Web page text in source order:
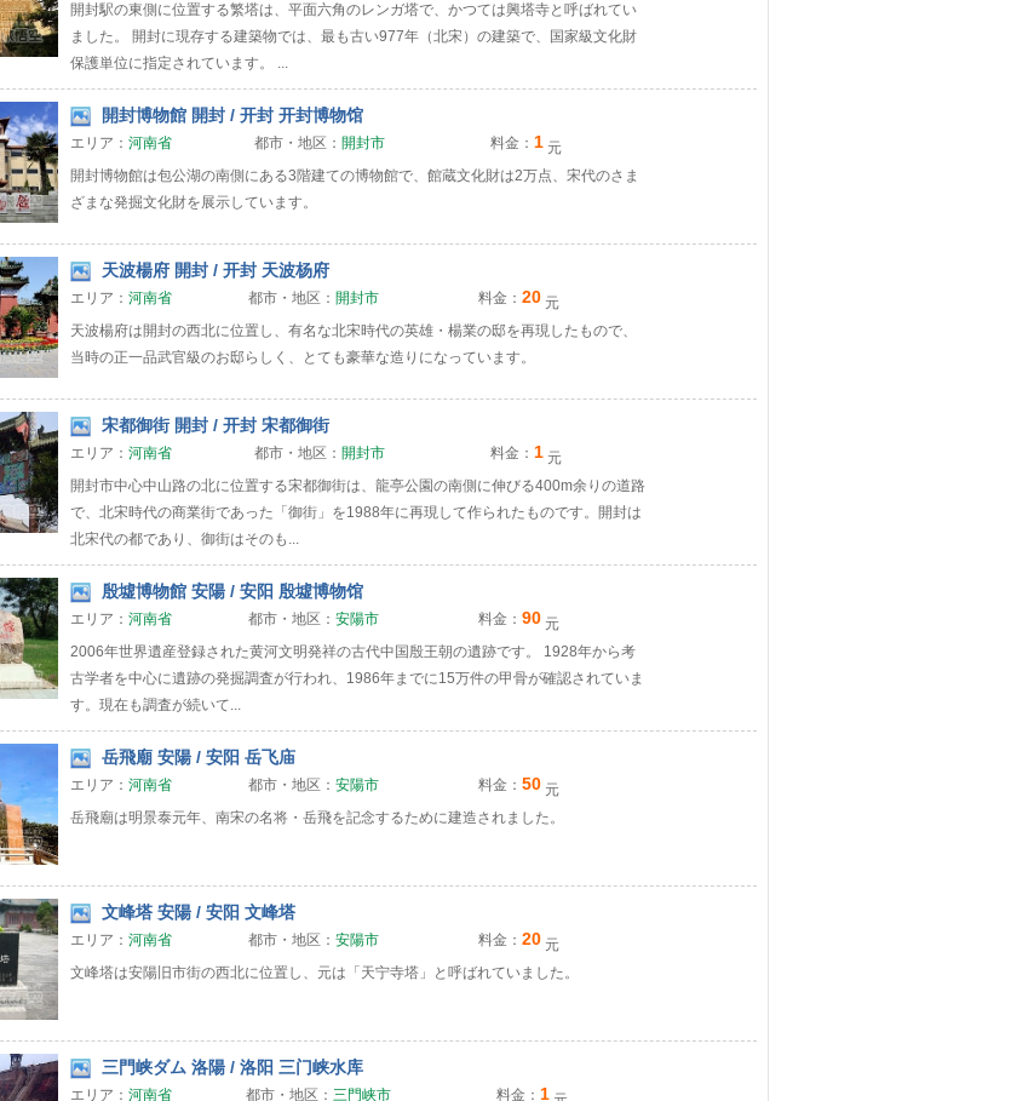
開封駅の東側に位置する繁塔は、平面六角のレンガ塔で、かつては興塔寺と呼ばれてい
ました。 開封に現存する建築物では、最も古い977年（北宋）の建築で、国家級文化財
保護単位に指定されています。 ...
開封博物館 開封 / 开封 开封博物馆
エリア： 河南省 都市・地区： 開封市 料金： 1 元
開封博物館は包公湖の南側にある3階建ての博物館で、館蔵文化財は2万点、宋代のさま
ざまな発掘文化財を展示しています。
天波楊府 開封 / 开封 天波杨府
エリア： 河南省 都市・地区： 開封市 料金： 20 元
天波楊府は開封の西北に位置し、有名な北宋時代の英雄・楊業の邸を再現したもので、
当時の正一品武官級のお邸らしく、とても豪華な造りになっています。
宋都御街 開封 / 开封 宋都御街
エリア： 河南省 都市・地区： 開封市 料金： 1 元
開封市中心中山路の北に位置する宋都御街は、龍亭公園の南側に伸びる400m余りの道路
で、北宋時代の商業街であった「御街」を1988年に再現して作られたものです。開封は
北宋代の都であり、御街はそのも...
殷墟博物館 安陽 / 安阳 殷墟博物馆
エリア： 河南省 都市・地区： 安陽市 料金： 90 元
2006年世界遺産登録された黄河文明発祥の古代中国殷王朝の遺跡です。 1928年から考
古学者を中心に遺跡の発掘調査が行われ、1986年までに15万件の甲骨が確認されていま
す。現在も調査が続いて...
岳飛廟 安陽 / 安阳 岳飞庙
エリア： 河南省 都市・地区： 安陽市 料金： 50 元
岳飛廟は明景泰元年、南宋の名将・岳飛を記念するために建造されました。
文峰塔 安陽 / 安阳 文峰塔
エリア： 河南省 都市・地区： 安陽市 料金： 20 元
文峰塔は安陽旧市街の西北に位置し、元は「天宁寺塔」と呼ばれていました。
三門峡ダム 洛陽 / 洛阳 三门峡水库
エリア： 河南省 都市・地区： 三門峡市 料金： 1